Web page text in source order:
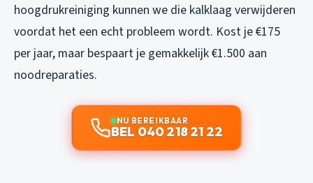
hoogdrukreiniging kunnen we die kalklaag verwijderen
voordat het een echt probleem wordt. Kost je €175
per jaar, maar bespaart je gemakkelijk €1.500 aan
noodreparaties.
NU BEREIKBAAR
BEL 040 218 21 22